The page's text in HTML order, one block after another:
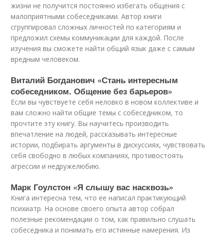
жизни не получится постоянно избегать общения с
малоприятными собеседниками. Автор книги
сгруппировал сложных личностей по категориям и
предложил схемы коммуникации для каждой. После
изучения вы сможете найти общий язык даже с самым
вредным человеком.
Виталий Богданович «Стань интересным
собеседником. Общение без барьеров»
Если вы чувствуете себя неловко в новом коллективе и
вам сложно найти общие темы с собеседником, то
прочтите эту книгу. Вы научитесь производить
впечатление на людей, рассказывать интересные
истории, подбирать аргументы в дискуссиях, чувствовать
себя свободно в любых компаниях, противостоять
агрессии и недружелюбию.
Марк Гоулстон «Я слышу вас насквозь»
Книга интересна тем, что ее написал практикующий
психиатр. На основе своего опыта автор собрал
полезные рекомендации о том, как правильно слушать
собеседника и понимать его истинные намерения. Из